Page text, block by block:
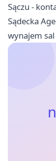
Sączu -
Sądecka
wynajem